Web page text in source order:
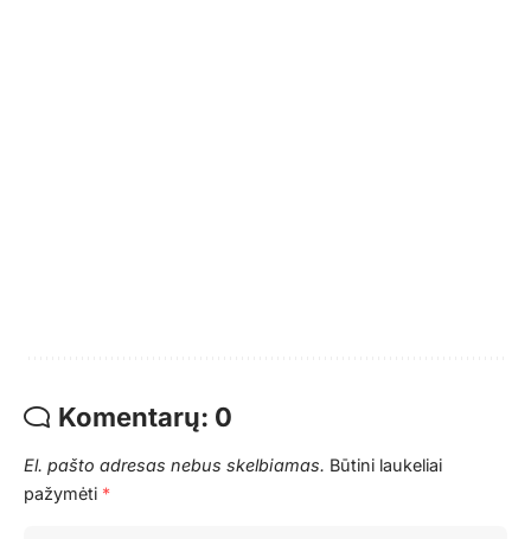
Komentarų: 0
El. pašto adresas nebus skelbiamas. Būtini laukeliai
pažymėti *